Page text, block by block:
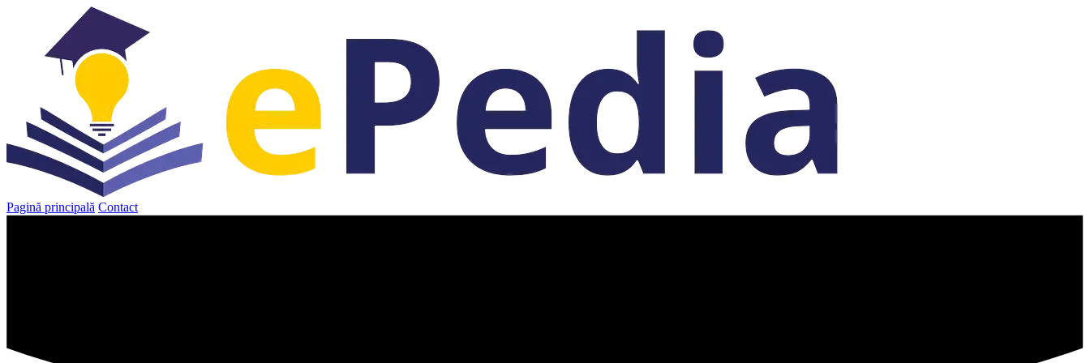
Pagină principală Contact